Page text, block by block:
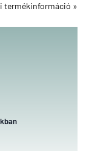
termékinformáció »